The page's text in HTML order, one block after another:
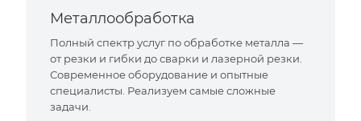
Металлообработка
Полный спектр услуг по обработке металла —
от резки и гибки до сварки и лазерной резки.
Современное оборудование и опытные
специалисты. Реализуем самые сложные
задачи.